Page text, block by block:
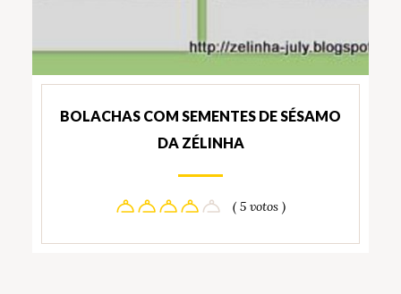
BOLACHAS COM SEMENTES DE SÉSAMO
DA ZÉLINHA
( 5 votos )